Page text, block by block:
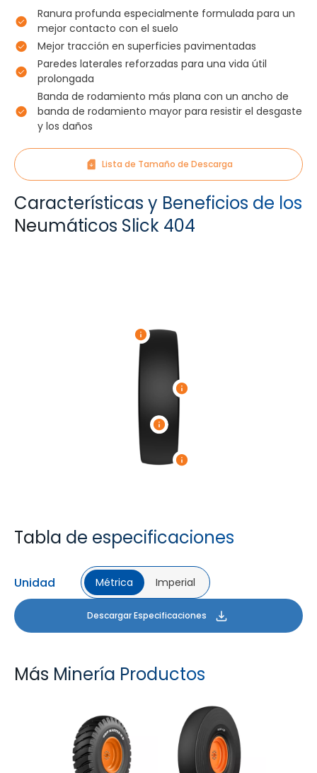
Ranura profunda especialmente formulada para un
mejor contacto con el suelo
Mejor tracción en superficies pavimentadas
Paredes laterales reforzadas para una vida útil
prolongada
Banda de rodamiento más plana con un ancho de
banda de rodamiento mayor para resistir el desgaste
y los daños
Lista de Tamaño de Descarga
Características y Beneficios de los
Neumáticos Slick 404
Tabla de especificaciones
Unidad Métrica Imperial
Descargar Especificaciones
Más Minería Productos